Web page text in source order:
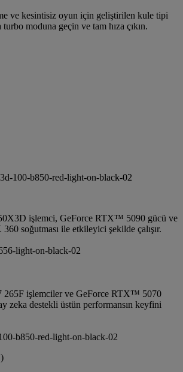
ve kesintisiz oyun için geliştirilen kule tipi
moduna geçin ve tam hıza çıkın.
işlemci, GeForce RTX™ 5090 gücü ve
soğutması ile etkileyici şekilde çalışır.
işlemciler ve GeForce RTX™ 5070
zeka destekli üstün performansın keyfini